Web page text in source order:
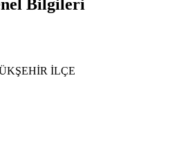
Bilgileri
İLÇE